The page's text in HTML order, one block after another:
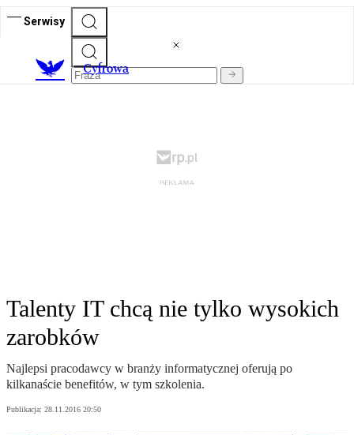
Serwisy
Cyfrowa
Talenty IT chcą nie tylko wysokich
zarobków
Najlepsi pracodawcy w branży informatycznej oferują po
kilkanaście benefitów, w tym szkolenia.
Publikacja: 28.11.2016 20:50